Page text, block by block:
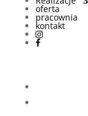
oferta
pracownia
kontakt